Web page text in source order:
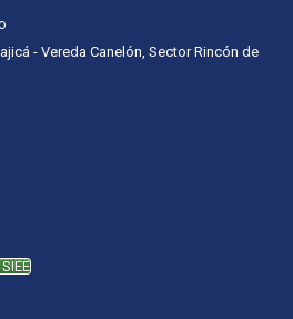
- Vereda Canelón, Sector Rincón de